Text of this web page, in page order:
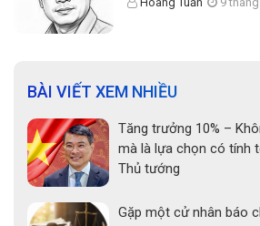
BÀI VIẾT XEM NHIỀU
Tăng trưởng 10% –
mà là lựa chọn có tính
Thủ tướng
Gặp một cử nhân báo